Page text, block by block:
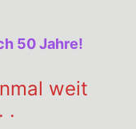
50 Jahre!
weit
.